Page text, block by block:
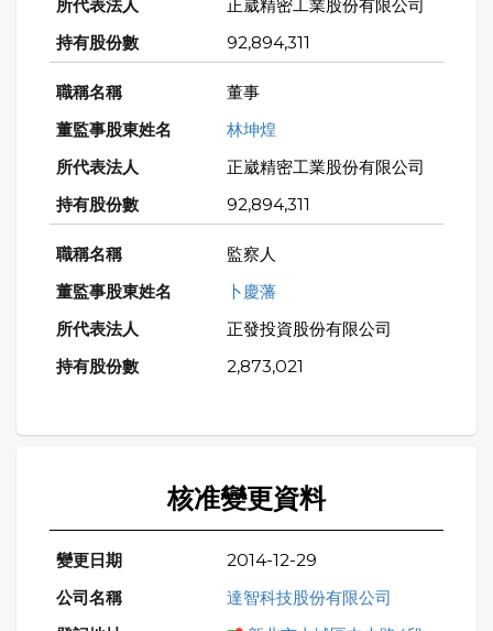
正崴精密工業股份有限公司
92,894,311
董事
林坤煌
正崴精密工業股份有限公司
92,894,311
監察人
卜慶藩
正發投資股份有限公司
2,873,021
核准變更資料
2014-12-29
達智科技股份有限公司